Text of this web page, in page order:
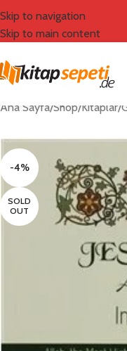
Skip to navigation
Skip to main content
Ana Sayfa/Shop/Kitaplar/
-4%
SOLD
OUT